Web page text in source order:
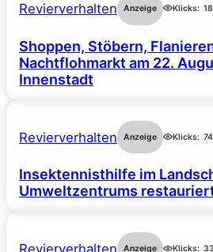
Revierverhalten Anzeige Klicks:
Shoppen, Stöbern,
Nachtflohmarkt am 22.
Innenstadt
Revierverhalten Anzeige Klicks: 74
Insektennisthilfe im
Umweltzentrums
Anzeige Klicks: 33